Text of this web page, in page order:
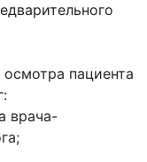
пациента
врача-